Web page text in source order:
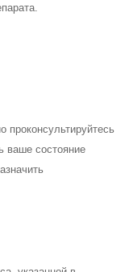
проконсультируйтесь
ваше состояние